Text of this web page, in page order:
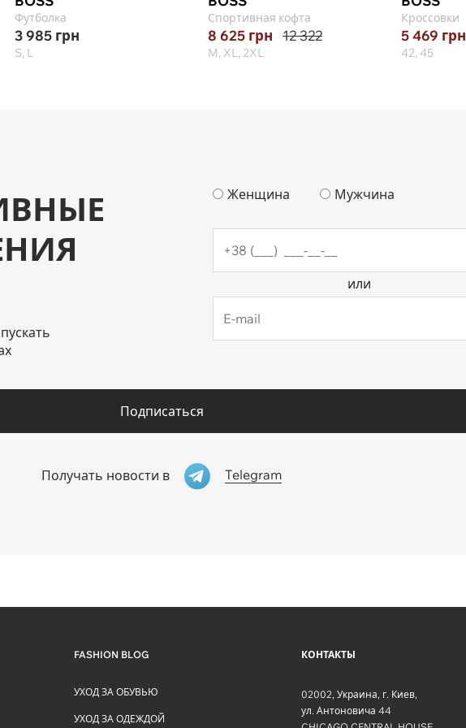
Футболка
3 985 грн
S, L
Спортивная кофта
8 625 грн 12 322
M, XL, 2XL
Кроссовки
5 469 грн
42, 45
Женщина Мужчина
или
Подписаться
Получать новости в Telegram
FASHION BLOG
УХОД ЗА ОБУВЬЮ
УХОД ЗА ОДЕЖДОЙ
КОНТАКТЫ
02002,Украина, г. Киев,
ул. Антоновича 44